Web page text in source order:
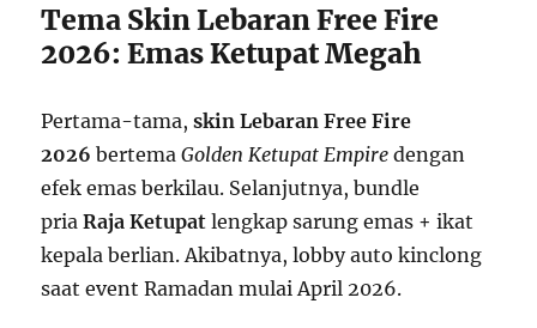
Tema Skin Lebaran Free Fire
2026: Emas Ketupat Megah
Pertama-tama,skin Lebaran Free Fire
2026 bertemaGolden Ketupat Empire dengan
efek emas berkilau. Selanjutnya, bundle
priaRaja Ketupat lengkap sarung emas + ikat
kepala berlian. Akibatnya, lobby auto kinclong
saat event Ramadan mulai April 2026.